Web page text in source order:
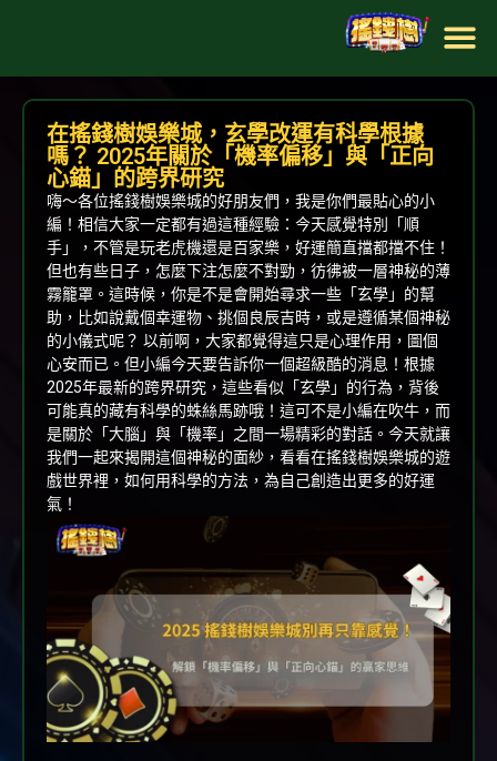
在搖錢樹娛樂城，玄學改運有科學根據
嗎？ 2025年關於「機率偏移」與「正向
心錨」的跨界研究
嗨～各位搖錢樹娛樂城的好朋友們，我是你們最貼心的小
編！相信大家一定都有過這種經驗：今天感覺特別「順
手」，不管是玩老虎機還是百家樂，好運簡直擋都擋不住！
但也有些日子，怎麼下注怎麼不對勁，彷彿被一層神秘的薄
霧籠罩。這時候，你是不是會開始尋求一些「玄學」的幫
助，比如說戴個幸運物、挑個良辰吉時，或是遵循某個神秘
的小儀式呢？ 以前啊，大家都覺得這只是心理作用，圖個
心安而已。但小編今天要告訴你一個超級酷的消息！根據
2025年最新的跨界研究，這些看似「玄學」的行為，背後
可能真的藏有科學的蛛絲馬跡哦！這可不是小編在吹牛，而
是關於「大腦」與「機率」之間一場精彩的對話。今天就讓
我們一起來揭開這個神秘的面紗，看看在搖錢樹娛樂城的遊
戲世界裡，如何用科學的方法，為自己創造出更多的好運
氣！